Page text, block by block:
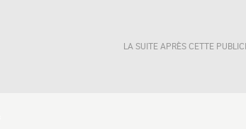
LA SUITE APRÈS CETTE